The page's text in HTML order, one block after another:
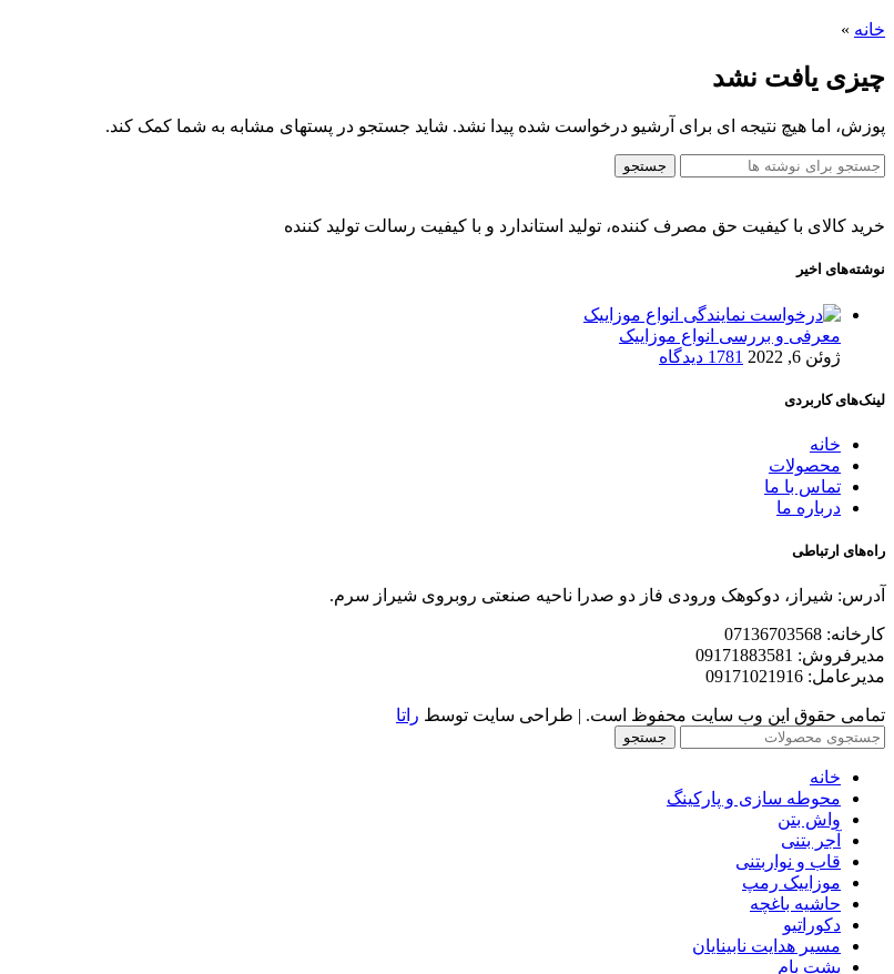
خانه »
چیزی یافت نشد
پوزش، اما هیچ نتیجه ای برای آرشیو درخواست شده پیدا نشد. شاید جستجو در پستهای مشابه به شما کمک کند.
جستجو
خرید کالای با کیفیت حق مصرف کننده، تولید استاندارد و با کیفیت رسالت تولید کننده
نوشته‌های اخیر
معرفی و بررسی انواع موزاییک
ژوئن 6, 2022
1781 دیدگاه
لینک‌های کاربردی
خانه
محصولات
تماس با ما
درباره ما
راه‌های ارتباطی
آدرس: شیراز، دوکوهک ورودی فاز دو صدرا ناحیه صنعتی روبروی شیراز سرم.
کارخانه: 07136703568
مدیرفروش: 09171883581
مدیرعامل: 09171021916
تمامی حقوق این وب سایت محفوظ است. | طراحی سایت توسط راتا
جستجو
خانه
محوطه سازی و پارکینگ
واش بتن
آجر بتنی
قاب و نواربتنی
موزاییک رمپ
حاشیه باغچه
دکوراتیو
مسیر هدایت نابینایان
پشت بام